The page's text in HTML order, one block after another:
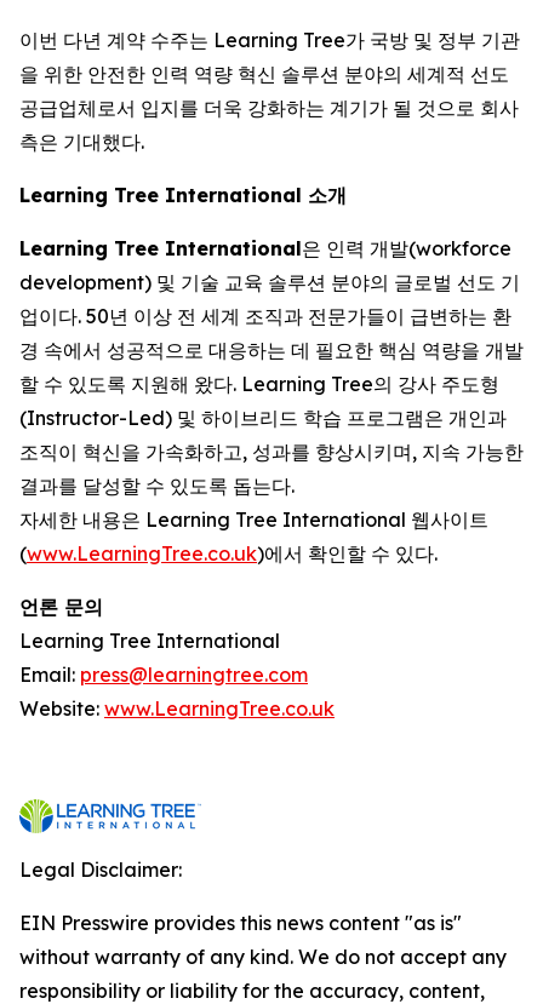
이번 다년 계약 수주는 Learning Tree가 국방 및 정부 기관
을 위한 안전한 인력 역량 혁신 솔루션 분야의 세계적 선도
공급업체로서 입지를 더욱 강화하는 계기가 될 것으로 회사
측은 기대했다.
Learning Tree International 소개
Learning Tree International은 인력 개발(workforce
development) 및 기술 교육 솔루션 분야의 글로벌 선도 기
업이다. 50년 이상 전 세계 조직과 전문가들이 급변하는 환
경 속에서 성공적으로 대응하는 데 필요한 핵심 역량을 개발
할 수 있도록 지원해 왔다. Learning Tree의 강사 주도형
(Instructor-Led) 및 하이브리드 학습 프로그램은 개인과
조직이 혁신을 가속화하고, 성과를 향상시키며, 지속 가능한
결과를 달성할 수 있도록 돕는다.
자세한 내용은 Learning Tree International 웹사이트
(www.LearningTree.co.uk)에서 확인할 수 있다.
언론 문의
Learning Tree International
Email: press@learningtree.com
Website: www.LearningTree.co.uk
Legal Disclaimer:
EIN Presswire provides this news content "as is"
without warranty of any kind. We do not accept any
responsibility or liability for the accuracy, content,